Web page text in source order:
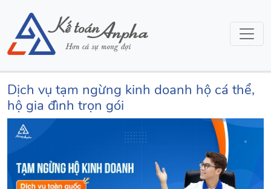
Dịch vụ tạm ngừng kinh doanh hộ cá thể,
hộ gia đình trọn gói